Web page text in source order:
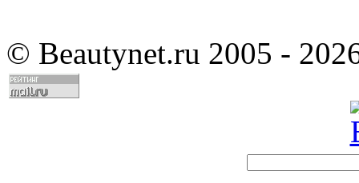
© Beautynet.ru 2005 -